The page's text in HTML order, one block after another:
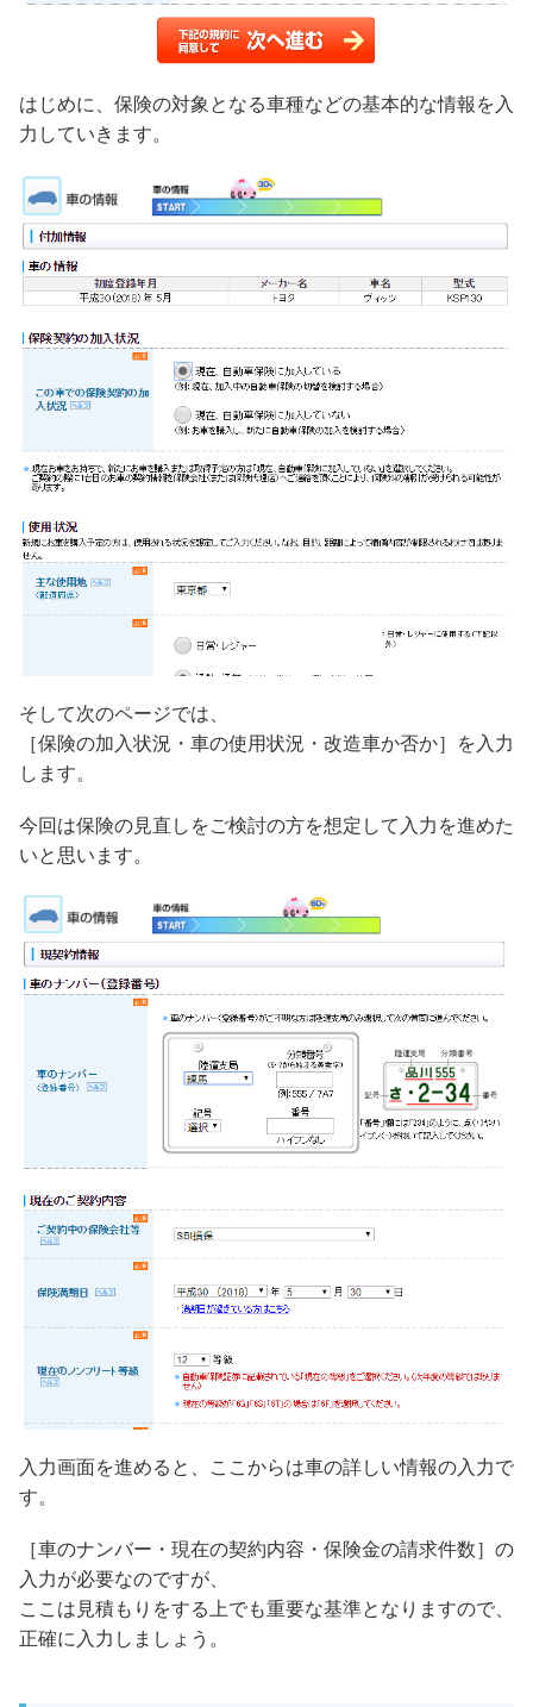
はじめに、保険の対象となる車種などの基本的な情報を入
力していきます。
そして次のページでは、
［保険の加入状況・車の使用状況・改造車か否か］を入力
します。
今回は保険の見直しをご検討の方を想定して入力を進めた
いと思います。
入力画面を進めると、ここからは車の詳しい情報の入力で
す。
［車のナンバー・現在の契約内容・保険金の請求件数］の
入力が必要なのですが、
ここは見積もりをする上でも重要な基準となりますので、
正確に入力しましょう。